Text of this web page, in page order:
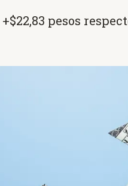
pesos